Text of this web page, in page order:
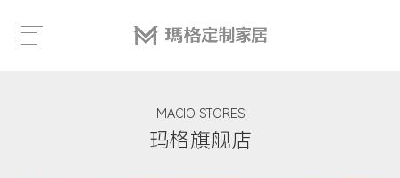
MACI O STORES
玛格旗舰店